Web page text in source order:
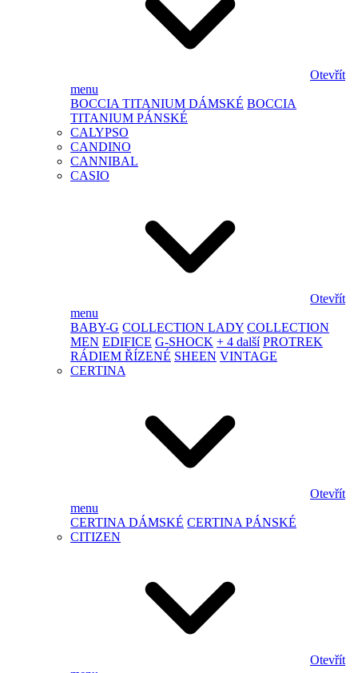
Otevřít
menu
BOCCIA TITANIUM DÁMSKÉ BOCCIA
TITANIUM PÁNSKÉ
CALYPSO
CANDINO
CANNIBAL
CASIO
Otevřít
menu
BABY-G COLLECTION LADY COLLECTION
MEN EDIFICE G-SHOCK + 4 další PROTREK
RÁDIEM ŘÍZENÉ SHEEN VINTAGE
CERTINA
Otevřít
menu
CERTINA DÁMSKÉ CERTINA PÁNSKÉ
CITIZEN
Otevřít